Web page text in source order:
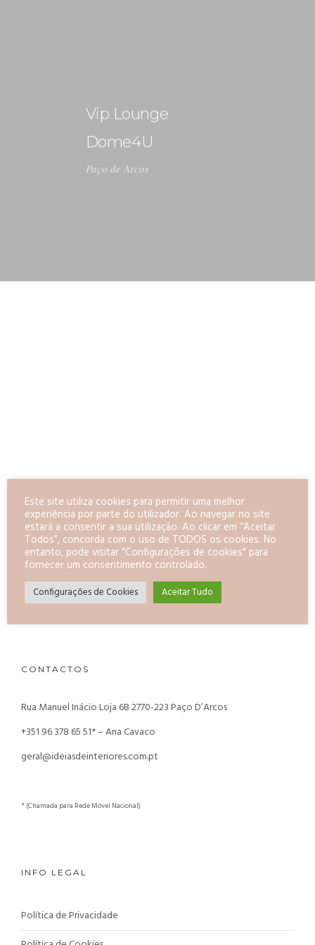
Vip Lounge
Dome4U
Paço de Arcos
0LIKE
CONTACTOS
Rua Manuel Inácio Loja 6B2770-223 Paço D’Arcos
+351 96 378 65 51* – Ana Cavaco
geral@ideiasdeinteriores.com.pt
* (Chamada para Rede Móvel Nacional)
INFO LEGAL
Política de Privacidade
Este site utiliza cookies para permitir uma melhor
experiência por parte do utilizador. Ao navegar no site
estará a consentir a sua utilização. Ao clicar em “Aceitar
Todos”, concorda com o uso de TODOS os cookies. No
entanto, pode visitar "Configurações de cookies" para
fornecer um consentimento controlado.
Configurações de Cookies Aceitar Tudo